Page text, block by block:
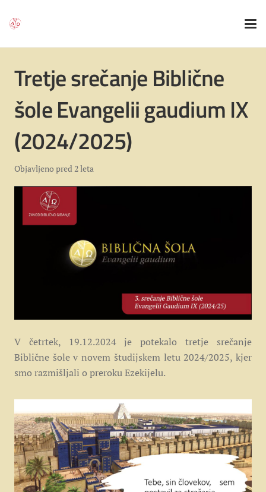
Tretje srečanje Biblične
šole Evangelii gaudium IX
(2024/2025)
Objavljeno pred 2 leta
V četrtek, 19.12.2024 je potekalo tretje srečanje
Biblične šole v novem študijskem letu 2024/2025, kjer
smo razmišljali o preroku Ezekijelu.